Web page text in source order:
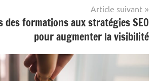
Article suivant
des formations aux stratégies SEO
pour augmenter la visibilité